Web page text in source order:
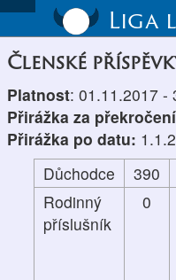
Liga
Členské
Platnost: 01.11.2017 -
Přirážka za
Přirážka po datu:
Důchodce
390
Rodinný
příslušník
0